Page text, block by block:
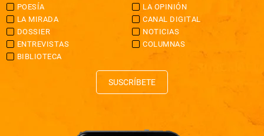
POESÍA
LA OPINIÓN
LA MIRADA
CANAL DIGITAL
DOSSIER
NOTICIAS
ENTREVISTAS
COLUMNAS
BIBLIOTECA
SUSCRÍBETE